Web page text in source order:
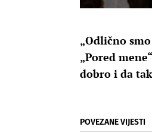
„Odlično
„Pored
dobro i da
POVEZANE VIJESTI